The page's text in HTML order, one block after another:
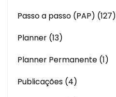
Passo a passo (PAP) (127)
Planner (13)
Planner Permanente (1)
Publicações (4)